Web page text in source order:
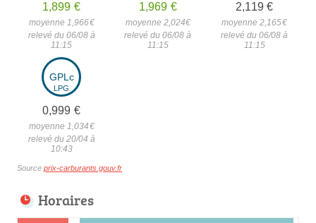
1,899 €
moyenne 1,966€
relevé du 06/08 à
11:15
1,969 €
moyenne 2,024€
relevé du 06/08 à
11:15
2,119 €
moyenne 2,165€
relevé du 06/08 à
11:15
GPLc
LPG
0,999 €
moyenne 1,034€
relevé du 20/04 à
10:43
Source prix-carburants.gouv.fr
Horaires